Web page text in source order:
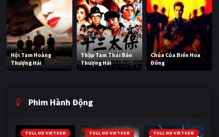
Hội Tam Hoàng
Thượng Hải
Thập Tam Thái Bảo
Thượng Hải
Chúa Của Biển Hoa
Đông
Phim Hành Động
FULL HD VIETSUB FULL HD VIETSUB FULL HD VIETSUB